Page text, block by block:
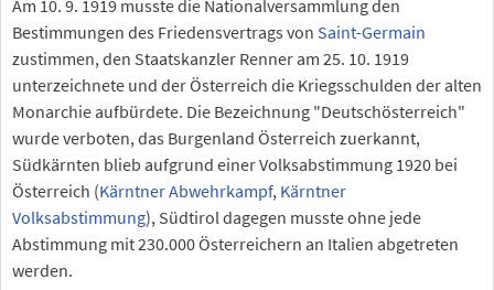
Am 10. 9. 1919 musste die Nationalversammlung den
Bestimmungen des Friedensvertrags von Saint-Germain
zustimmen, den Staatskanzler Renner am 25. 10. 1919
unterzeichnete und der Österreich die Kriegsschulden der alten
Monarchie aufbürdete. Die Bezeichnung "Deutschösterreich"
wurde verboten, das Burgenland Österreich zuerkannt,
Südkärnten blieb aufgrund einer Volksabstimmung 1920 bei
Österreich (Kärntner Abwehrkampf, Kärntner
Volksabstimmung), Südtirol dagegen musste ohne jede
Abstimmung mit 230.000 Österreichern an Italien abgetreten
werden.